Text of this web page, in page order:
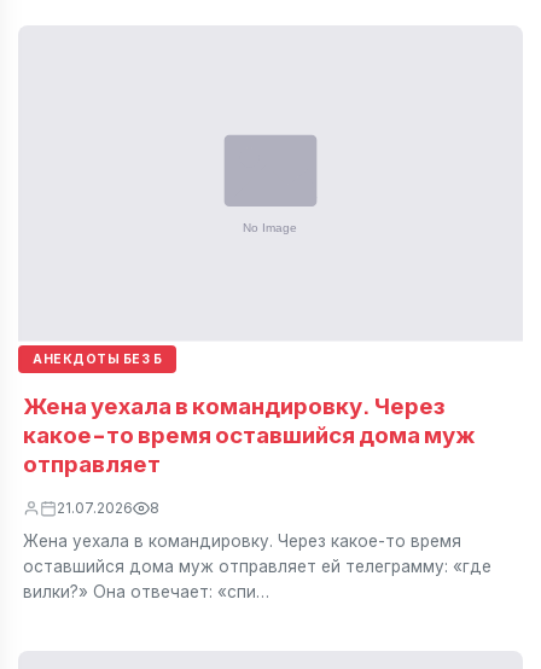
АНЕКДОТЫ БЕЗ Б
Жена уехала в командировку. Через
какое-то время оставшийся дома муж
отправляет
21.07.2026 8
Жена уехала в командировку. Через какое-то время
оставшийся дома муж отправляет ей телеграмму: «где
вилки?» Она отвечает: «спи…